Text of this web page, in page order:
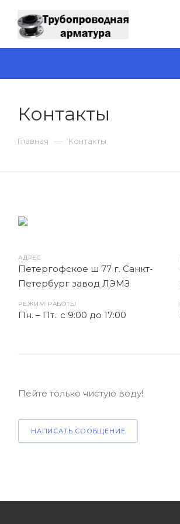
Контакты
Главная — Контакты
АДРЕС
Петергофское ш 77 г. Санкт-
Петербург завод ЛЭМЗ
РЕЖИМ РАБОТЫ
Пн. – Пт.: с 9:00 до 17:00
Пейте только чистую воду!
НАПИСАТЬ СООБЩЕНИЕ